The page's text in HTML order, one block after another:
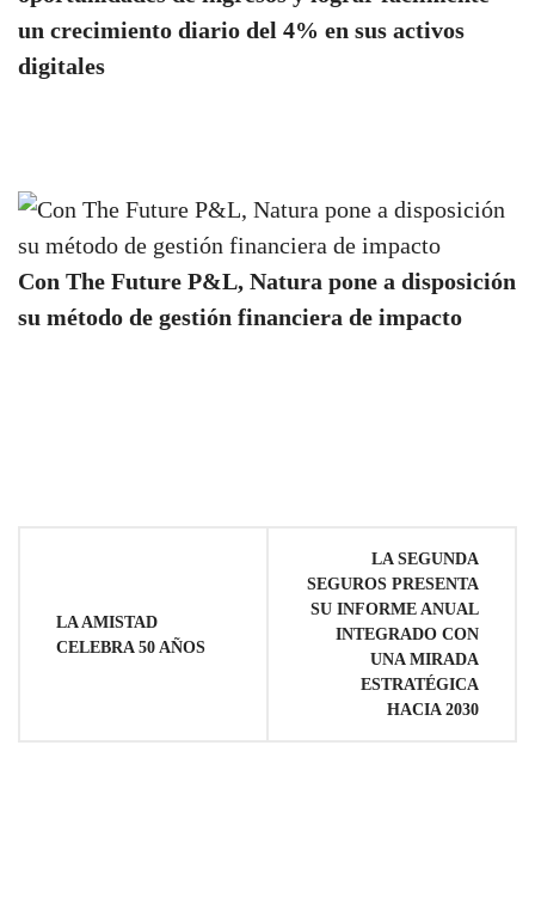
un crecimiento diario del 4% en sus activos
digitales
Con The Future P&L, Natura pone a disposición
su método de gestión financiera de impacto
entradas
LA AMISTAD
CELEBRA 50 AÑOS
LA SEGUNDA
SEGUROS PRESENTA
SU INFORME ANUAL
INTEGRADO CON
UNA MIRADA
ESTRATÉGICA
HACIA 2030